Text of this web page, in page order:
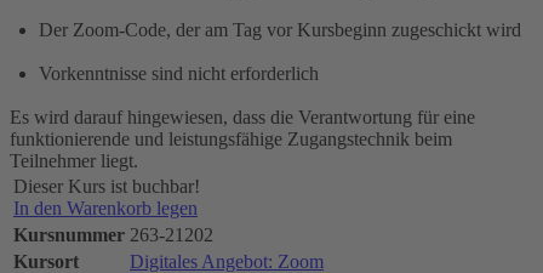
Der Zoom-Code, der am Tag vor Kursbeginn zugeschickt wird
Vorkenntnisse sind nicht erforderlich
Es wird darauf hingewiesen, dass die Verantwortung für eine
funktionierende und leistungsfähige Zugangstechnik beim
Teilnehmer liegt.
Dieser Kurs ist buchbar!
In den Warenkorb legen
Kursnummer 263-21202
Kursort
Digitales Angebot: Zoom